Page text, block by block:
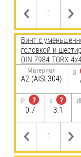
Винт с
головкой и
DIN 7984 TORX
Материал
А2 (AISI 304)
Ø
P
?
0.7
k
?
3.1